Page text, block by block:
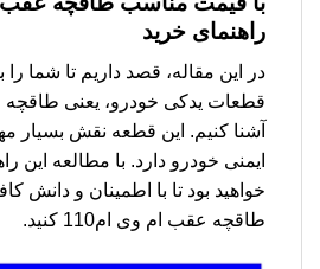
راهنمای خرید
در این مقاله، قصد داریم تا شما را
آشنا کنیم. این قطعه نقش بسیار
ایمنی خودرو دارد. با مطالعه این
خواهید بود تا با اطمینان و دانش
طاقچه عقب ام وی ام110 کنید.